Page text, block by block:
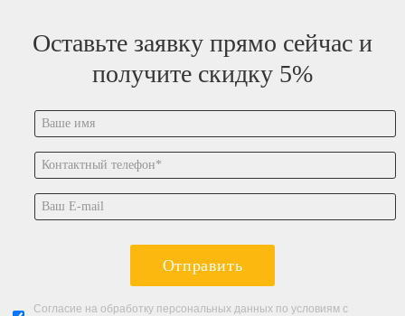
Оставьте заявку прямо сейчас и
получите скидку 5%
Отправить
Согласие на обработку персональных данных по условиям с